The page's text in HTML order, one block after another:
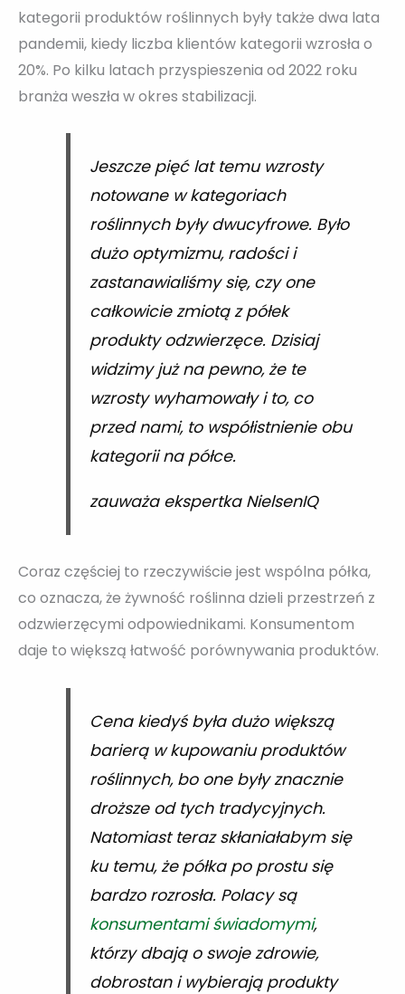
kategorii produktów roślinnych były także dwa lata
pandemii, kiedy liczba klientów kategorii wzrosła o
20%. Po kilku latach przyspieszenia od 2022 roku
branża weszła w okres stabilizacji.
Jeszcze pięć lat temu wzrosty
notowane w kategoriach
roślinnych były dwucyfrowe. Było
dużo optymizmu, radości i
zastanawialiśmy się, czy one
całkowicie zmiotą z półek
produkty odzwierzęce. Dzisiaj
widzimy już na pewno, że te
wzrosty wyhamowały i to, co
przed nami, to współistnienie obu
kategorii na półce.
zauważa ekspertka NielsenIQ
Coraz częściej to rzeczywiście jest wspólna półka,
co oznacza, że żywność roślinna dzieli przestrzeń z
odzwierzęcymi odpowiednikami. Konsumentom
daje to większą łatwość porównywania produktów.
Cena kiedyś była dużo większą
barierą w kupowaniu produktów
roślinnych, bo one były znacznie
droższe od tych tradycyjnych.
Natomiast teraz skłaniałabym się
ku temu, że półka po prostu się
bardzo rozrosła. Polacy są
konsumentami świadomymi,
którzy dbają o swoje zdrowie,
dobrostan i wybierają produkty